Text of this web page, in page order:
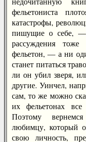
фельетониста
катастрофы,
пишущие о себе,
рассуждения
фельетон, — а ни
станет питаться
ли он убил зверя,
другие. Уинчел,
сам, то же можно
их фельетонах
Поэтому
любимцу, который
свою личность,